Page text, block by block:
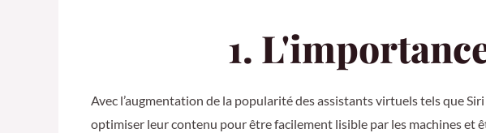
1.
Avec l’augmentation de la popularité des assistants virtuels tels que
optimiser leur contenu pour être facilement lisible par les machines et